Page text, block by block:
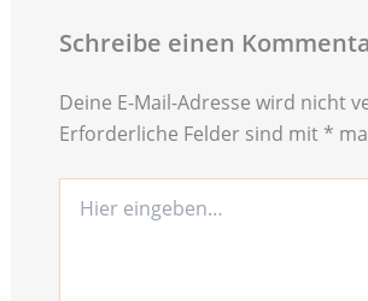
Schreibe einen
Deine E-Mail-Adresse wird nicht
Erforderliche Felder sind mit *
eingeben…